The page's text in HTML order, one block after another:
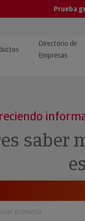
Prueba
y ERP
· Recuperación de
Directorio de
Empresas
Pública
Investigada
saber